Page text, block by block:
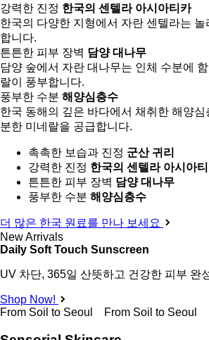
강력한 진정 한국의 센텔라 아시아티카
한국의 다양한 지형에서 자란 센텔라는
합니다.
튼튼한 피부 장벽 담양 대나무
담양 숲에서 자란 대나무는 인체 수분에
랄이 풍부합니다.
풍부한 수분 해양심층수
한국 동해의 깊은 바다에서 채취한 해양
분한 미네랄을 공급합니다.
촉촉한 보습과 진정 군산 귀리
강력한 진정 한국의 센텔라 아시아
튼튼한 피부 장벽 담양 대나무
풍부한 수분 해양심층수
더 많은 한국 원료를 만나 보세요
New Arrivals
Daily Soft Touch Sunscreen
UV 차단, 365일 산뜻하고 건강한 피부 완
Shop Now!
From Soil to Seoul From Soil to Seoul